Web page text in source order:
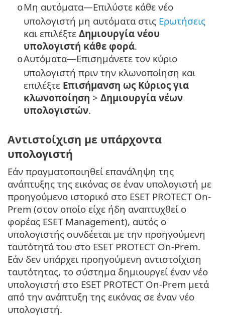
oΜη αυτόματα—Επιλύστε κάθε νέο
υπολογιστή μη αυτόματα στις Ερωτήσεις
και επιλέξτε Δημιουργία νέου
υπολογιστή κάθε φορά.
oΑυτόματα—Επισημάνετε τον κύριο
υπολογιστή πριν την κλωνοποίηση και
επιλέξτε Επισήμανση ως Κύριος για
κλωνοποίηση > Δημιουργία νέων
υπολογιστών.
Αντιστοίχιση με υπάρχοντα
υπολογιστή
Εάν πραγματοποιηθεί επανάληψη της
ανάπτυξης της εικόνας σε έναν υπολογιστή με
προηγούμενο ιστορικό στο ESET PROTECT On-
Prem (στον οποίο είχε ήδη αναπτυχθεί ο
φορέας ESET Management), αυτός ο
υπολογιστής συνδέεται με την προηγούμενη
ταυτότητά του στο ESET PROTECT On-Prem.
Εάν δεν υπάρχει προηγούμενη αντιστοίχιση
ταυτότητας, το σύστημα δημιουργεί έναν νέο
υπολογιστή στο ESET PROTECT On-Prem μετά
από την ανάπτυξη της εικόνας σε έναν νέο
υπολογιστή.